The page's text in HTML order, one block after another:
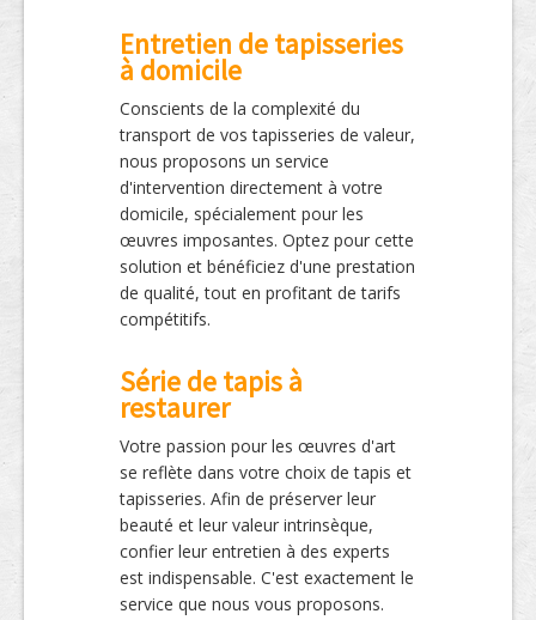
Entretien de tapisseries
à domicile
Conscients de la complexité du
transport de vos tapisseries de valeur,
nous proposons un service
d'intervention directement à votre
domicile, spécialement pour les
œuvres imposantes. Optez pour cette
solution et bénéficiez d'une prestation
de qualité, tout en profitant de tarifs
compétitifs.
Série de tapis à
restaurer
Votre passion pour les œuvres d'art
se reflète dans votre choix de tapis et
tapisseries. Afin de préserver leur
beauté et leur valeur intrinsèque,
confier leur entretien à des experts
est indispensable. C'est exactement le
service que nous vous proposons.